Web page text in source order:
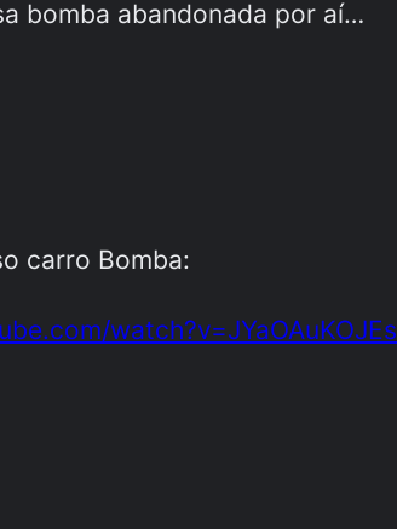
bomba abandonada por aí…
carro Bomba:
watch?v=JYaOAuKOJEs